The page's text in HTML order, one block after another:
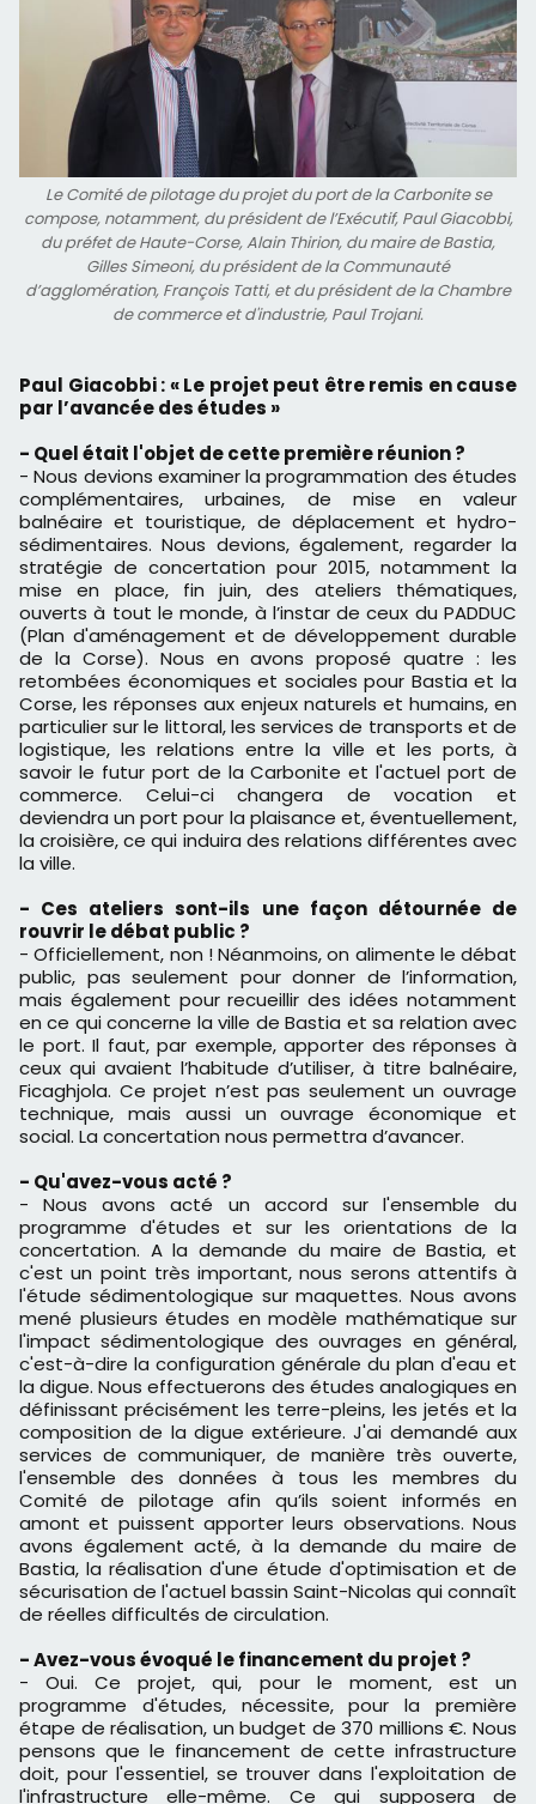
Le Comité de pilotage du projet du port de la Carbonite se
compose, notamment, du président de l’Exécutif, Paul Giacobbi,
du préfet de Haute-Corse, Alain Thirion, du maire de Bastia,
Gilles Simeoni, du président de la Communauté
d’agglomération, François Tatti, et du président de la Chambre
de commerce et d'industrie, Paul Trojani.
Paul Giacobbi : « Le projet peut être remis en cause
par l’avancée des études »
- Quel était l'objet de cette première réunion ?
- Nous devions examiner la programmation des études
complémentaires, urbaines, de mise en valeur
balnéaire et touristique, de déplacement et hydro-
sédimentaires. Nous devions, également, regarder la
stratégie de concertation pour 2015, notamment la
mise en place, fin juin, des ateliers thématiques,
ouverts à tout le monde, à l’instar de ceux du PADDUC
(Plan d'aménagement et de développement durable
de la Corse). Nous en avons proposé quatre : les
retombées économiques et sociales pour Bastia et la
Corse, les réponses aux enjeux naturels et humains, en
particulier sur le littoral, les services de transports et de
logistique, les relations entre la ville et les ports, à
savoir le futur port de la Carbonite et l'actuel port de
commerce. Celui-ci changera de vocation et
deviendra un port pour la plaisance et, éventuellement,
la croisière, ce qui induira des relations différentes avec
la ville.
- Ces ateliers sont-ils une façon détournée de
rouvrir le débat public ?
- Officiellement, non ! Néanmoins, on alimente le débat
public, pas seulement pour donner de l’information,
mais également pour recueillir des idées notamment
en ce qui concerne la ville de Bastia et sa relation avec
le port. Il faut, par exemple, apporter des réponses à
ceux qui avaient l’habitude d’utiliser, à titre balnéaire,
Ficaghjola. Ce projet n’est pas seulement un ouvrage
technique, mais aussi un ouvrage économique et
social. La concertation nous permettra d’avancer.
- Qu'avez-vous acté ?
- Nous avons acté un accord sur l'ensemble du
programme d'études et sur les orientations de la
concertation. A la demande du maire de Bastia, et
c'est un point très important, nous serons attentifs à
l'étude sédimentologique sur maquettes. Nous avons
mené plusieurs études en modèle mathématique sur
l'impact sédimentologique des ouvrages en général,
c'est-à-dire la configuration générale du plan d'eau et
la digue. Nous effectuerons des études analogiques en
définissant précisément les terre-pleins, les jetés et la
composition de la digue extérieure. J'ai demandé aux
services de communiquer, de manière très ouverte,
l'ensemble des données à tous les membres du
Comité de pilotage afin qu’ils soient informés en
amont et puissent apporter leurs observations. Nous
avons également acté, à la demande du maire de
Bastia, la réalisation d'une étude d'optimisation et de
sécurisation de l'actuel bassin Saint-Nicolas qui connaît
de réelles difficultés de circulation.
- Avez-vous évoqué le financement du projet ?
- Oui. Ce projet, qui, pour le moment, est un
programme d'études, nécessite, pour la première
étape de réalisation, un budget de 370 millions €. Nous
pensons que le financement de cette infrastructure
doit, pour l'essentiel, se trouver dans l'exploitation de
l'infrastructure elle-même. Ce qui supposera de